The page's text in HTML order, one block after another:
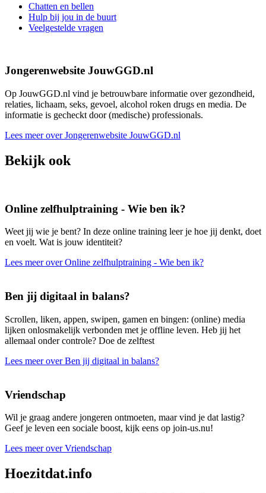
Chatten en bellen
Hulp bij jou in de buurt
Veelgestelde vragen
Jongerenwebsite JouwGGD.nl
Op JouwGGD.nl vind je betrouwbare informatie over gezondheid,
relaties, lichaam, seks, gevoel, alcohol roken drugs en media. De
informatie is gecheckt door (medische) professionals.
Lees meer over Jongerenwebsite JouwGGD.nl
Bekijk ook
Online zelfhulptraining - Wie ben ik?
Weet jij wie je bent? In deze online training leer je hoe jij denkt, doet
en voelt. Wat is jouw identiteit?
Lees meer over Online zelfhulptraining - Wie ben ik?
Ben jij digitaal in balans?
Scrollen, liken, appen, swipen, gamen en bingen: (online) media
lijken onlosmakelijk verbonden met je offline leven. Heb jij het
allemaal onder controle? Doe de zelftest
Lees meer over Ben jij digitaal in balans?
Vriendschap
Wil je graag andere jongeren ontmoeten, maar vind je dat lastig?
Geef je leven een sociale boost, kijk eens op join-us.nu!
Lees meer over Vriendschap
Hoezitdat.info